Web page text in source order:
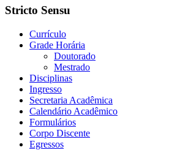
Stricto Sensu
Currículo
Grade Horária
Doutorado
Mestrado
Disciplinas
Ingresso
Secretaria Acadêmica
Calendário Acadêmico
Formulários
Corpo Discente
Egressos